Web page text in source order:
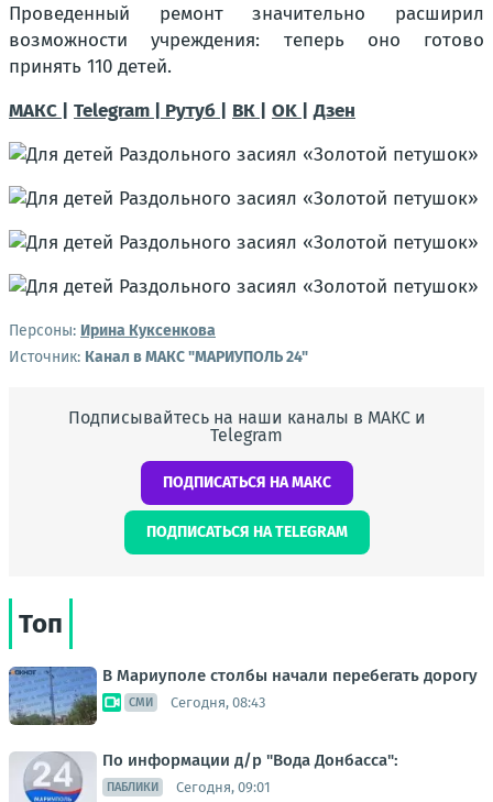
Проведенный ремонт значительно расширил
возможности учреждения: теперь оно готово
принять 110 детей.
МАКС |
Telegram | Рутуб | ВК | OK | Дзен
Персоны: Ирина Куксенкова
Источник: Канал в МАКС "МАРИУПОЛЬ 24"
Подписывайтесь на наши каналы в МАКС и
Telegram
ПОДПИСАТЬСЯ НА МАКС
ПОДПИСАТЬСЯ НА TELEGRAM
Топ
В Мариуполе столбы начали перебегать дорогу
СМИ Сегодня, 08:43
По информации д/р "Вода Донбасса":
ПАБЛИКИ Сегодня, 09:01